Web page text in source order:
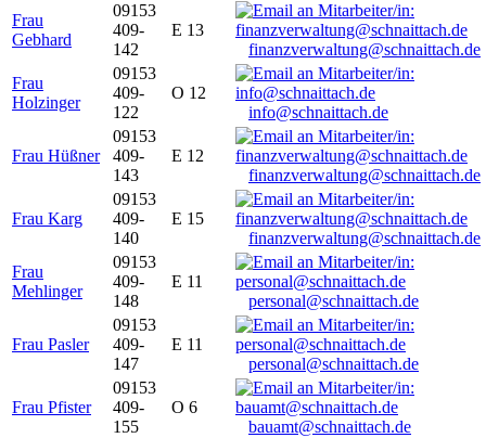
Frau
Gebhard
09153
409-
142
E 13
finanzverwaltung@schnaittach.de
Frau
Holzinger
09153
409-
122
O 12
info@schnaittach.de
Frau Hüßner
09153
409-
143
E 12
finanzverwaltung@schnaittach.de
Frau Karg
09153
409-
140
E 15
finanzverwaltung@schnaittach.de
Frau
Mehlinger
09153
409-
148
E 11
personal@schnaittach.de
Frau Pasler
09153
409-
147
E 11
personal@schnaittach.de
Frau Pfister
09153
409-
155
O 6
bauamt@schnaittach.de